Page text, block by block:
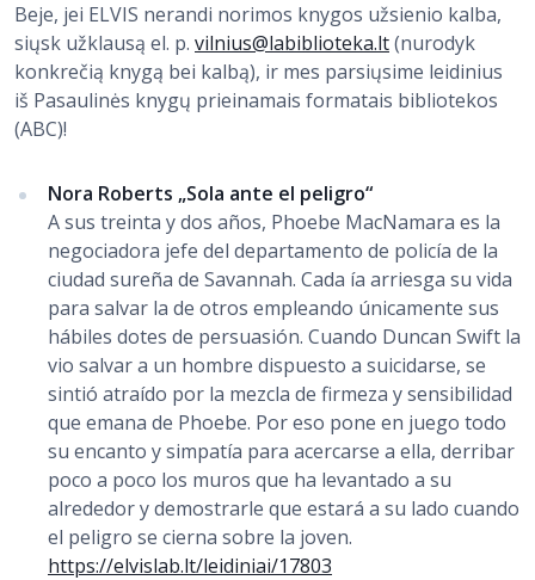
Beje, jei ELVIS nerandi norimos knygos užsienio kalba,
siųsk užklausą el. p. vilnius@labiblioteka.lt(nurodyk
konkrečią knygą bei kalbą), ir mes parsiųsime leidinius
iš Pasaulinės knygų prieinamais formatais bibliotekos
(ABC)!
Nora Roberts „Sola ante el peligro“
A sus treinta y dos años, Phoebe MacNamara es la
negociadora jefe del departamento de policía de la
ciudad sureña de Savannah. Cada ía arriesga su vida
para salvar la de otros empleando únicamente sus
hábiles dotes de persuasión. Cuando Duncan Swift la
vio salvar a un hombre dispuesto a suicidarse, se
sintió atraído por la mezcla de firmeza y sensibilidad
que emana de Phoebe. Por eso pone en juego todo
su encanto y simpatía para acercarse a ella, derribar
poco a poco los muros que ha levantado a su
alrededor y demostrarle que estará a su lado cuando
el peligro se cierna sobre la joven.
https://elvislab.lt/leidiniai/17803